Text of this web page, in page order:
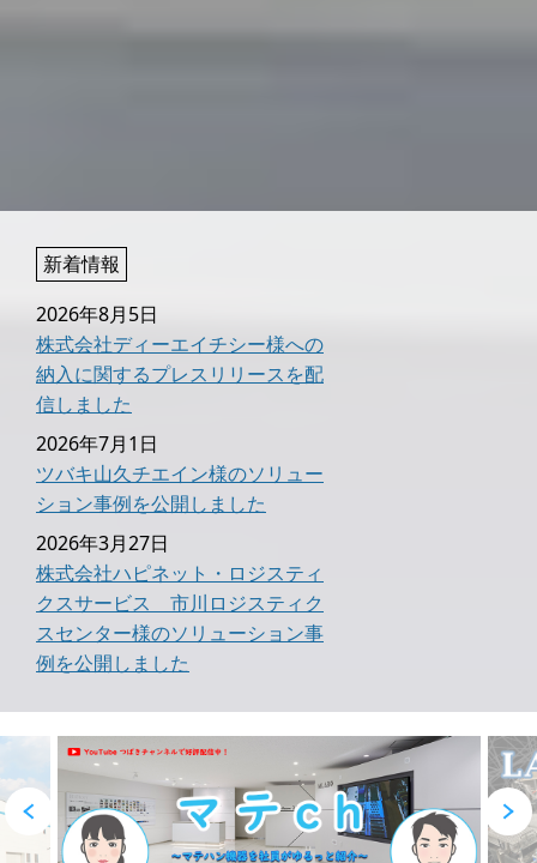
新着情報
2026年8月5日
株式会社ディーエイチシー様への
納入に関するプレスリリースを配
信しました
2026年7月1日
ツバキ山久チエイン様のソリュー
ション事例を公開しました
2026年3月27日
株式会社ハピネット・ロジスティ
クスサービス 市川ロジスティク
スセンター様のソリューション事
例を公開しました